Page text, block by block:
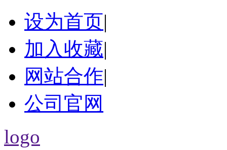
设为首页|
加入收藏|
网站合作|
公司官网
logo